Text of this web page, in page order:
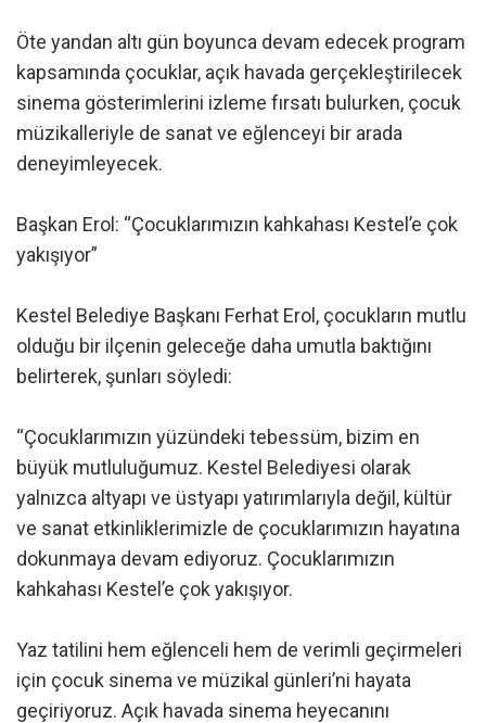
Öte yandan altı gün boyunca devam edecek program
kapsamında çocuklar, açık havada gerçekleştirilecek
sinema gösterimlerini izleme fırsatı bulurken, çocuk
müzikalleriyle de sanat ve eğlenceyi bir arada
deneyimleyecek.
Başkan Erol: “Çocuklarımızın kahkahası Kestel’e çok
yakışıyor”
Kestel Belediye Başkanı Ferhat Erol, çocukların mutlu
olduğu bir ilçenin geleceğe daha umutla baktığını
belirterek, şunları söyledi:
“Çocuklarımızın yüzündeki tebessüm, bizim en
büyük mutluluğumuz. Kestel Belediyesi olarak
yalnızca altyapı ve üstyapı yatırımlarıyla değil, kültür
ve sanat etkinliklerimizle de çocuklarımızın hayatına
dokunmaya devam ediyoruz. Çocuklarımızın
kahkahası Kestel’e çok yakışıyor.
Yaz tatilini hem eğlenceli hem de verimli geçirmeleri
için çocuk sinema ve müzikal günleri’ni hayata
geçiriyoruz. Açık havada sinema heyecanını